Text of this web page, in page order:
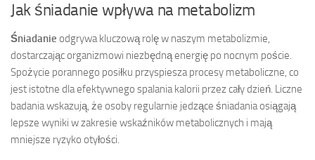
Jak śniadanie wpływa na metabolizm
Śniadanie odgrywa kluczową rolę w naszym metabolizmie,
dostarczając organizmowi niezbędną energię po nocnym poście.
Spożycie porannego posiłku przyspiesza procesy metaboliczne, co
jest istotne dla efektywnego spalania kalorii przez cały dzień. Liczne
badania wskazują, że osoby regularnie jedzące śniadania osiągają
lepsze wyniki w zakresie wskaźników metabolicznych i mają
mniejsze ryzyko otyłości.